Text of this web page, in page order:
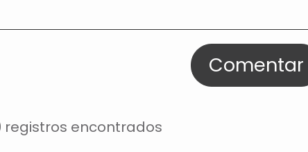
Comentar
registros encontrados